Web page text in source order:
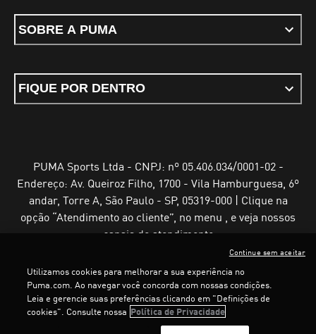
SOBRE A PUMA
FIQUE POR DENTRO
PUMA Sports Ltda - CNPJ: nº 05.406.034/0001-02 -
Endereço: Av. Queiroz Filho, 1700 - Vila Hamburguesa, 6º
andar, Torre A, São Paulo - SP, 05319-000 | Clique na
opção “Atendimento ao cliente”, no menu , e veja nossos
canais de atendimento
Termos e Condições de UsoPolítica de Privacidade
Configurador de cookies
Utilizamos cookies para melhorar a sua experiência no
Puma.com. Ao navegar você concorda com nossas condições.
Leia e gerencie suas preferências clicando em "Definições de
cookies". Consulte nossa Política de Privacidade
Continue sem aceitar